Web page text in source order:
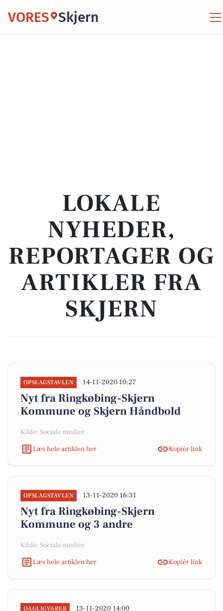
VORES Skjern
LOKALE
NYHEDER,
REPORTAGER OG
ARTIKLER FRA
SKJERN
OPSLAGSTAVLEN 14-11-2020 10:27
Nyt fra Ringkøbing-Skjern
Kommune og Skjern Håndbold
Kilde: Sociale medier
Læs hele artiklen her
Kopiér link
OPSLAGSTAVLEN 13-11-2020 16:31
Nyt fra Ringkøbing-Skjern
Kommune og 3 andre
Kilde: Sociale medier
Læs hele artiklen her
Kopiér link
DAGLIGVARER 13-11-2020 14:00